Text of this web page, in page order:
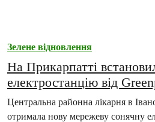
Зелене відновлення
На Прикарпатті
електростанцію від
BIOHAUS: до монтажу
монтувальниці
Центральна районна лікарня в
отримала нову мережеву сонячну